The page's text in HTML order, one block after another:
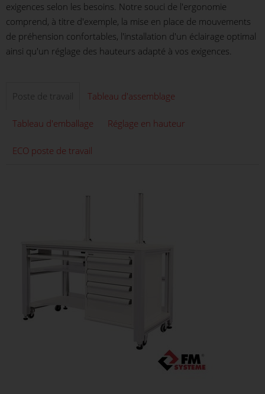
exigences selon les besoins. Notre souci de l'ergonomie
comprend, à titre d'exemple, la mise en place de mouvements
de préhension confortables, l'installation d'un éclairage optimal
ainsi qu'un réglage des hauteurs adapté à vos exigences.
Poste de travail Tableau d'assemblage
Tableau d'emballage Réglage en hauteur
ECO poste de travail